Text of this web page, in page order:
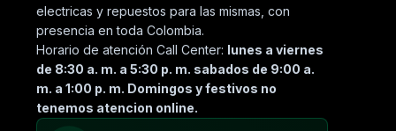
electricas y repuestos para las mismas, con
presencia en toda Colombia.
Horario de atención Call Center: lunes a viernes
de 8:30 a. m. a 5:30 p. m. sabados de 9:00 a.
m. a 1:00 p. m. Domingos y festivos no
tenemos atencion online.